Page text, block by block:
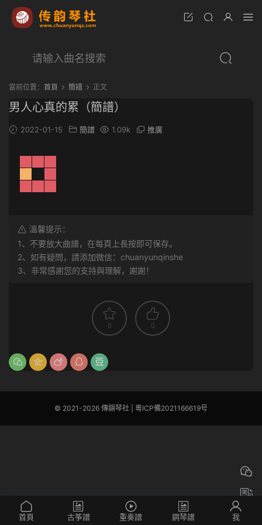
當前位置： 首頁 簡譜 正文
男人心真的累（簡譜）
2022-01-15 簡譜 1.09k 推廣
溫馨提示：
1、不要放大曲譜，在每頁上長按即可保存。
2、如有疑問，請添加微信：chuanyunqinshe
3、非常感謝您的支持與理解，謝謝！
0 0
© 2021-2026 傳韻琴社 | 粵ICP備2021166619号
首頁 古筝譜 重奏譜 鋼琴譜 我